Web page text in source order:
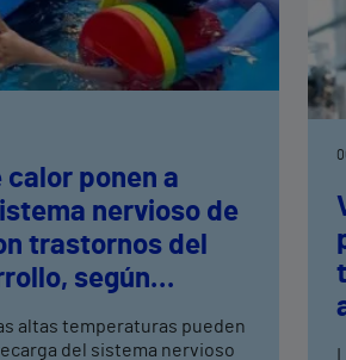
calor ponen a
nervioso de
trastornos del
según
altas temperaturas pueden
del sistema nervioso